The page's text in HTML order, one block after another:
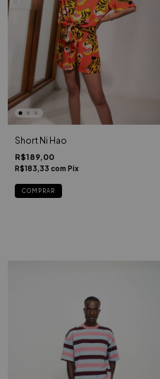
Short Ni Hao
R$189,00
R$183,33 com Pix
COMPRAR